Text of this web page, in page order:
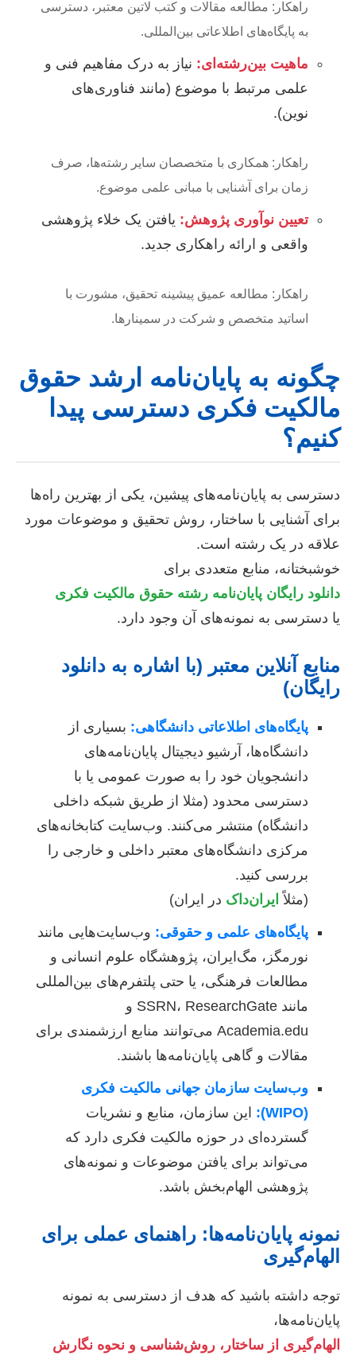
راهکار: مطالعه مقالات و کتب لاتین معتبر، دسترسی
به پایگاه‌های اطلاعاتی بین‌المللی.
ماهیت بین‌رشته‌ای: نیاز به درک مفاهیم فنی و
علمی مرتبط با موضوع (مانند فناوری‌های
نوین).
راهکار: همکاری با متخصصان سایر رشته‌ها، صرف
زمان برای آشنایی با مبانی علمی موضوع.
تعیین نوآوری پژوهش: یافتن یک خلاء پژوهشی
واقعی و ارائه راهکاری جدید.
راهکار: مطالعه عمیق پیشینه تحقیق، مشورت با
اساتید متخصص و شرکت در سمینارها.
چگونه به پایان‌نامه ارشد حقوق
مالکیت فکری دسترسی پیدا
کنیم؟
دسترسی به پایان‌نامه‌های پیشین، یکی از بهترین راه‌ها
برای آشنایی با ساختار، روش تحقیق و موضوعات مورد
علاقه در یک رشته است.
خوشبختانه، منابع متعددی برای
دانلود رایگان پایان‌نامه رشته حقوق مالکیت فکری
یا دسترسی به نمونه‌های آن وجود دارد.
منابع آنلاین معتبر (با اشاره به دانلود
رایگان)
پایگاه‌های اطلاعاتی دانشگاهی: بسیاری از
دانشگاه‌ها، آرشیو دیجیتال پایان‌نامه‌های
دانشجویان خود را به صورت عمومی یا با
دسترسی محدود (مثلا از طریق شبکه داخلی
دانشگاه) منتشر می‌کنند. وب‌سایت کتابخانه‌های
مرکزی دانشگاه‌های معتبر داخلی و خارجی را
بررسی کنید.
(مثلاً ایران‌داک در ایران)
پایگاه‌های علمی و حقوقی: وب‌سایت‌هایی مانند
نورمگز، مگ‌ایران، پژوهشگاه علوم انسانی و
مطالعات فرهنگی، یا حتی پلتفرم‌های بین‌المللی
مانند SSRN، ResearchGate و
Academia.edu می‌توانند منابع ارزشمندی برای
مقالات و گاهی پایان‌نامه‌ها باشند.
وب‌سایت سازمان جهانی مالکیت فکری
(WIPO):
این سازمان، منابع و نشریات
گسترده‌ای در حوزه مالکیت فکری دارد که
می‌تواند برای یافتن موضوعات و نمونه‌های
پژوهشی الهام‌بخش باشد.
نمونه پایان‌نامه‌ها: راهنمای عملی برای
الهام‌گیری
توجه داشته باشید که هدف از دسترسی به نمونه
پایان‌نامه‌ها،
الهام‌گیری از ساختار، روش‌شناسی و نحوه نگارش